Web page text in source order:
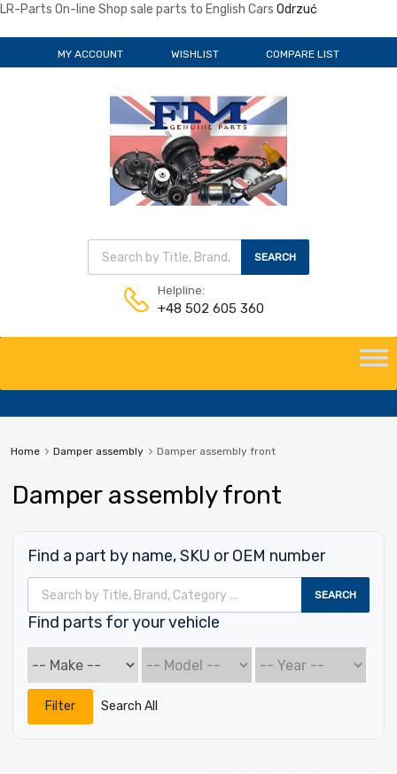
LR-Parts On-line Shop sale parts to English Cars Odrzuć
MY ACCOUNT WISHLIST COMPARE LIST
Wyszukiwarka produktów
SEARCH
Helpline:
+48 502 605 360
content
Home Damper assembly Damper assembly front
Damper assembly front
Find a part by name, SKU or OEM number
Wyszukiwarka produktów
SEARCH
Find parts for your vehicle
Filter Search All